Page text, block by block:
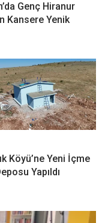
Genç Hiranur
Kansere Yenik
Köyü’ne Yeni İçme
Yapıldı